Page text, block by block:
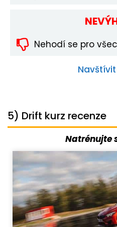
Nehodí se pro
5) Drift kurz recenze
Natrénujte